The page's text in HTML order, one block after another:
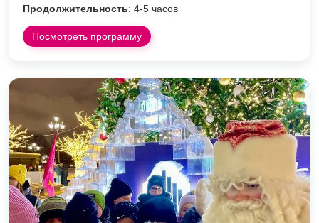
Продолжительность: 4-5 часов
Посмотреть программу